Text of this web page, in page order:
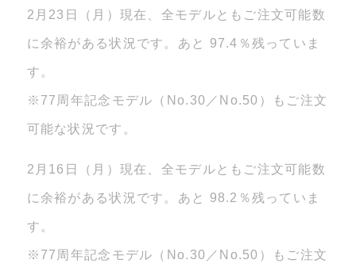
2月23日（月）現在、全モデルともご注文可能数
に余裕がある状況です。あと 97.4％残っていま
す。
※77周年記念モデル（No.30／No.50）もご注文
可能な状況です。
2月16日（月）現在、全モデルともご注文可能数
に余裕がある状況です。あと 98.2％残っていま
す。
※77周年記念モデル（No.30／No.50）もご注文